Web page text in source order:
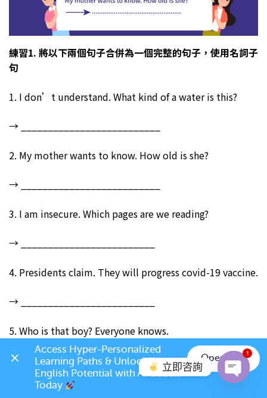
練習1. 將以下兩個句子合併為一個完整的句子，使用名詞子
句
1. I don’t understand. What kind of a water is this?
→ __________________________
2. My mother wants to know. How old is she?
→ __________________________
3. I am insecure. Which pages are we reading?
→ _________________________
4. Presidents claim. They will progress covid-19 vaccine.
→ _________________________
5. Who is that boy? Everyone knows.
→ __________________________
6. Could you show me? Where is the post office?
立即咨詢
1
Access Hyper-Personalized
Learning Paths & Unlock Your
English Potential with AI Coach
Today
Open App